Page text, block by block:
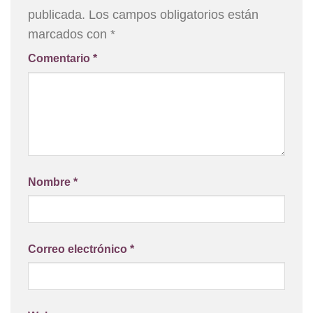
publicada. Los campos obligatorios están
marcados con *
Comentario *
Nombre *
Correo electrónico *